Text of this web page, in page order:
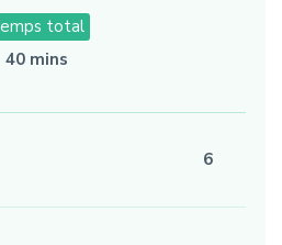
total
40 mins
6